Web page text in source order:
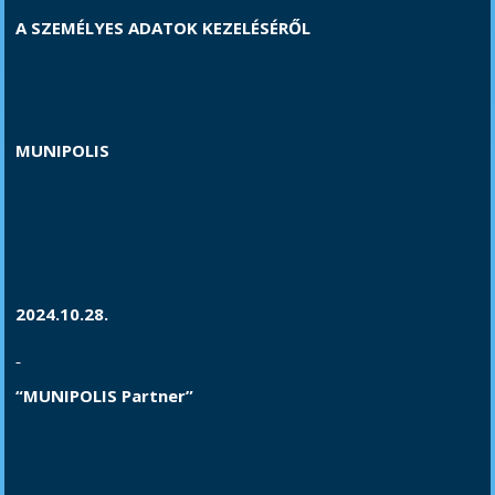
A SZEMÉLYES ADATOK KEZELÉSÉRŐL
MUNIPOLIS
2024.10.28.
“MUNIPOLIS Partner”